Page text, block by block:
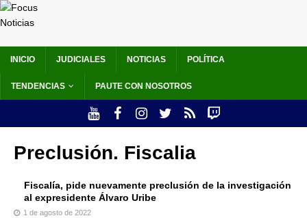
INICIO JUDICIALES NOTICIAS POLÍTICA
TENDENCIAS PAUTE CON NOSOTROS
Preclusión. Fiscalia
Fiscalía, pide nuevamente preclusión de la investigación
al expresidente Álvaro Uribe
1 de agosto de 2022